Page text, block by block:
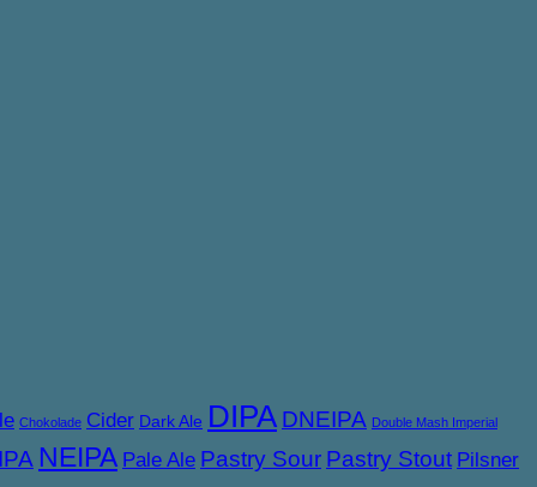
Chokolade Cider Dark Ale DIPA DNEIPA Double Mash Imperial
NEIPA Pale Ale Pastry Sour Pastry Stout Pilsner